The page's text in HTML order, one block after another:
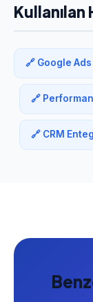
🔗 Google
🔗
🔗 CRM